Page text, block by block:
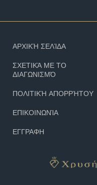
ΑΡΧΙΚΉ ΣΕΛΊΔΑ
ΣΧΕΤΙΚΆ ΜΕ ΤΟ
ΔΙΑΓΩΝΙΣΜΌ
ΠΟΛΙΤΙΚΉ ΑΠΟΡΡΉΤΟΥ
ΕΠΙΚΟΙΝΩΝΊΑ
ΕΓΓΡΑΦΗ